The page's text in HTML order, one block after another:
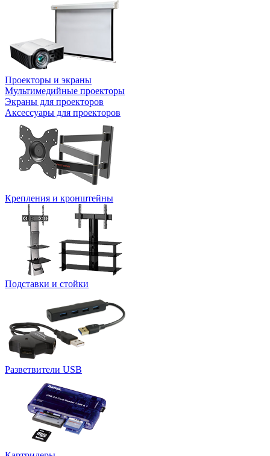
Проекторы и экраны
Мультимедийные проекторы
Экраны для проекторов
Аксессуары для проекторов
Крепления и кронштейны
Подставки и стойки
Разветвители USB